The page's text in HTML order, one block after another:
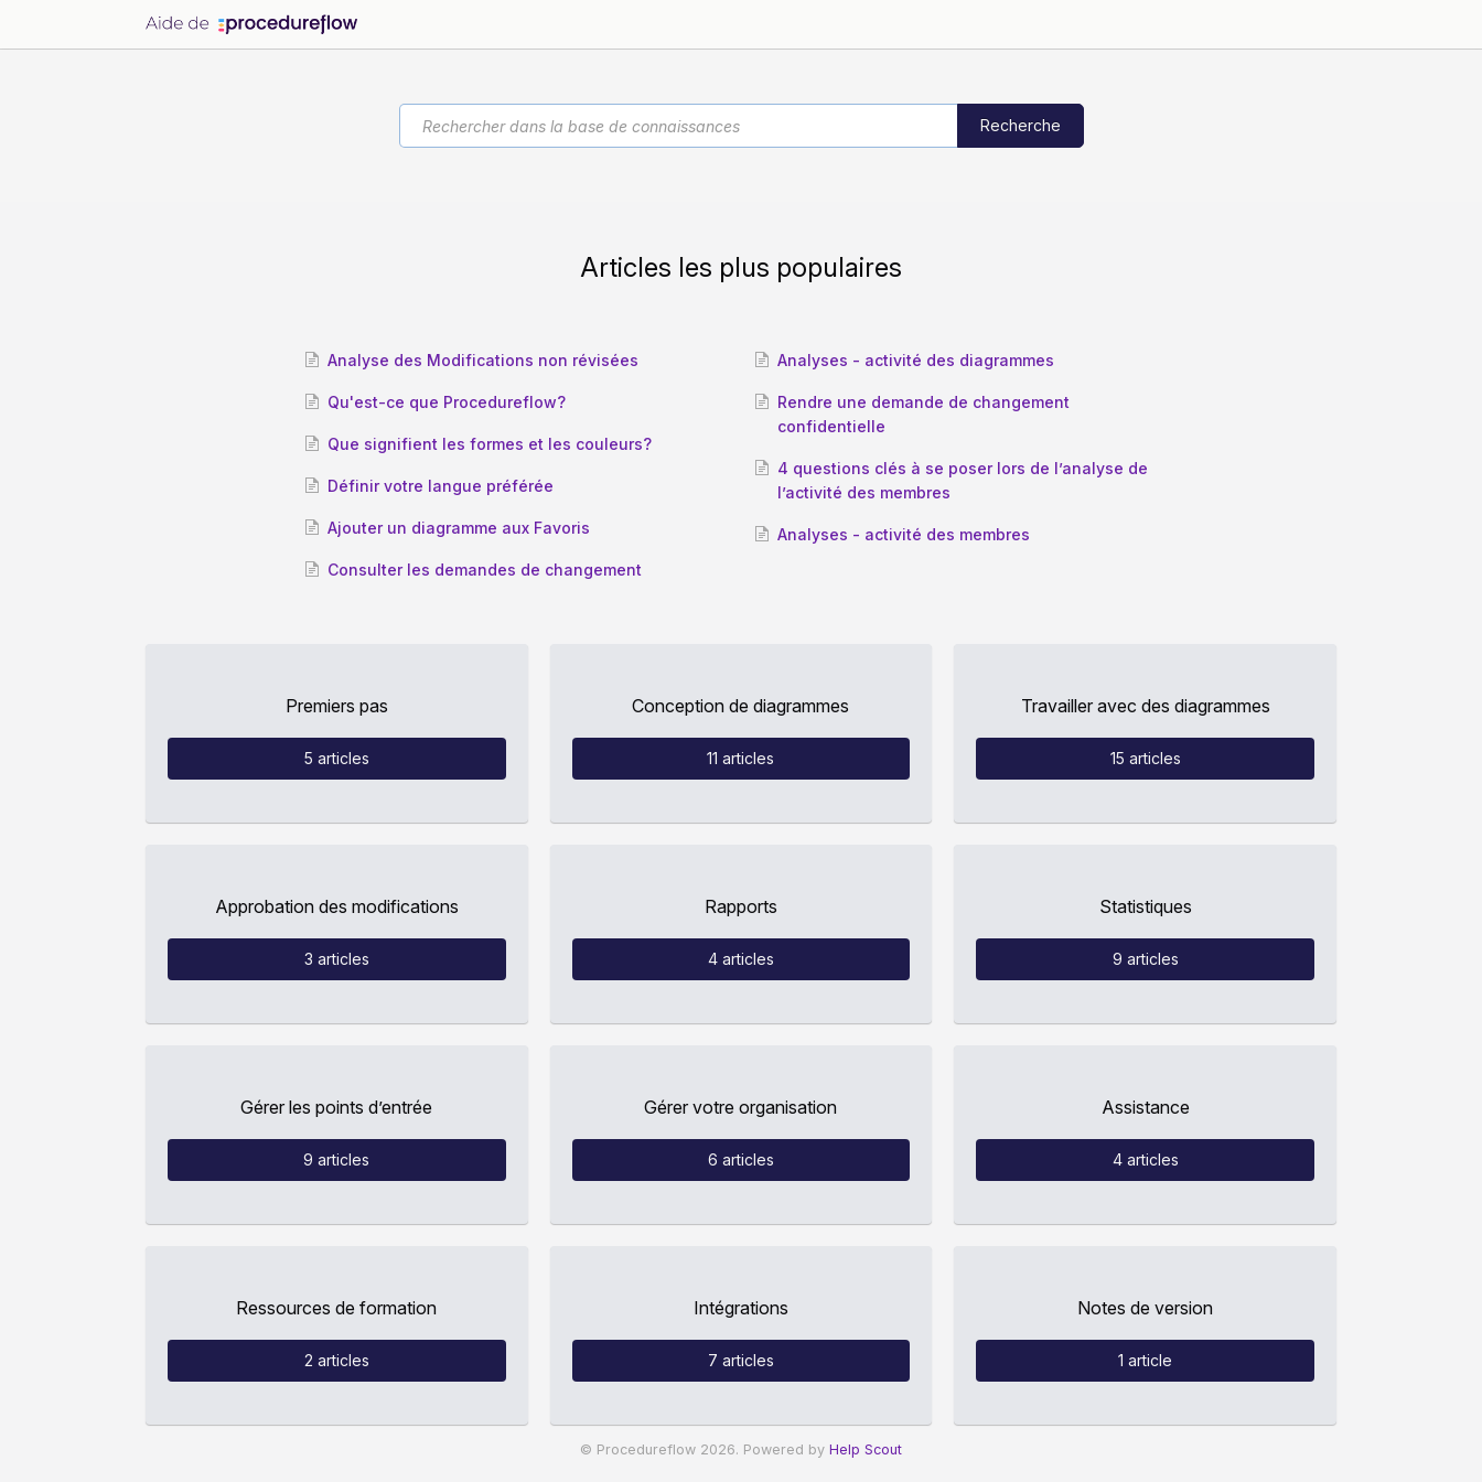
Recherche
Articles les plus populaires
Analyse des Modifications non révisées
Qu'est-ce que Procedureflow?
Que signifient les formes et les couleurs?
Définir votre langue préférée
Ajouter un diagramme aux Favoris
Consulter les demandes de changement
Analyses - activité des diagrammes
Rendre une demande de changement
confidentielle
4 questions clés à se poser lors de l’analyse de
l’activité des membres
Analyses - activité des membres
Premiers pas
5 articles
Conception de diagrammes
11 articles
Travailler avec des diagrammes
15 articles
Approbation des modifications
3 articles
Rapports
4articles
Statistiques
9 articles
Gérer les points d’entrée
9 articles
Gérer votre organisation
6 articles
Assistance
4articles
Ressources de formation
2 articles
Intégrations
7 articles
Notes de version
1 article
© Procedureflow 2026. Powered by Help Scout